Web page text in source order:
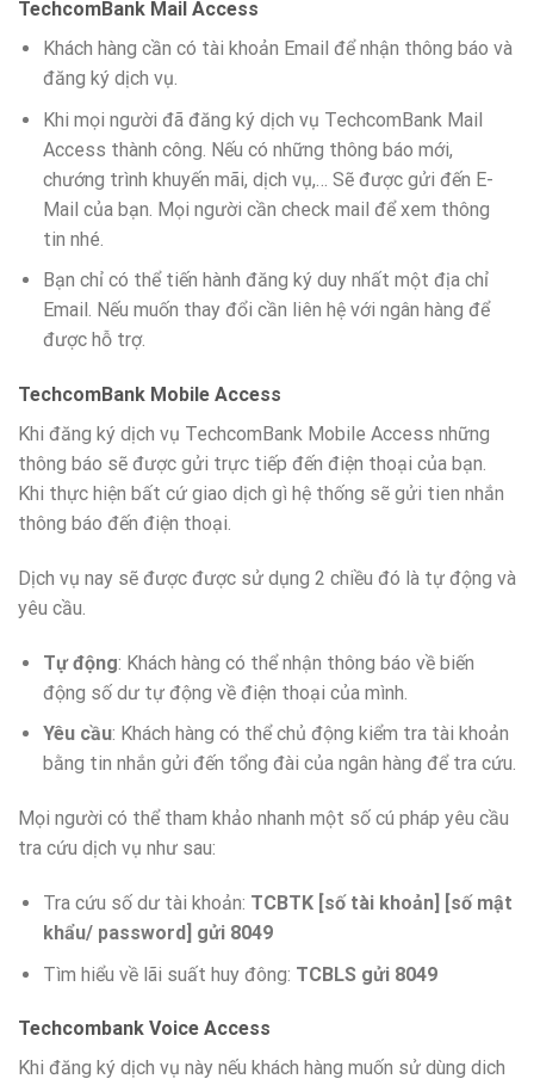
TechcomBank Mail Access
Khách hàng cần có tài khoản Email để nhận thông báo và
đăng ký dịch vụ.
Khi mọi người đã đăng ký dịch vụ TechcomBank Mail
Access thành công. Nếu có những thông báo mới,
chướng trình khuyến mãi, dịch vụ,… Sẽ được gửi đến E-
Mail của bạn. Mọi người cần check mail để xem thông
tin nhé.
Bạn chỉ có thể tiến hành đăng ký duy nhất một địa chỉ
Email. Nếu muốn thay đổi cần liên hệ với ngân hàng để
được hỗ trợ.
TechcomBank Mobile Access
Khi đăng ký dịch vụ TechcomBank Mobile Access những
thông báo sẽ được gửi trực tiếp đến điện thoại của bạn.
Khi thực hiện bất cứ giao dịch gì hệ thống sẽ gửi tien nhắn
thông báo đến điện thoại.
Dịch vụ nay sẽ được được sử dụng 2 chiều đó là tự động và
yêu cầu.
Tự động: Khách hàng có thể nhận thông báo về biến
động số dư tự động về điện thoại của mình.
Yêu cầu: Khách hàng có thể chủ động kiểm tra tài khoản
bằng tin nhắn gửi đến tổng đài của ngân hàng để tra cứu.
Mọi người có thể tham khảo nhanh một số cú pháp yêu cầu
tra cứu dịch vụ như sau:
Tra cứu số dư tài khoản: TCBTK [số tài khoản] [số mật
khẩu/ password] gửi 8049
Tìm hiểu về lãi suất huy đông: TCBLS gửi 8049
Techcombank Voice Access
Khi đăng ký dịch vụ này nếu khách hàng muốn sử dùng dich